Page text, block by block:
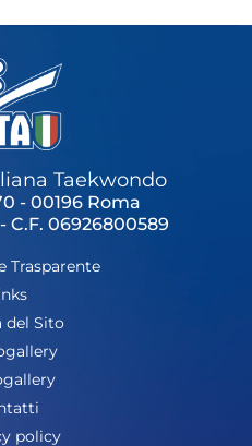
Taekwondo
- 00196 Roma
C.F. 06926800589
Trasparente
del Sito
policy